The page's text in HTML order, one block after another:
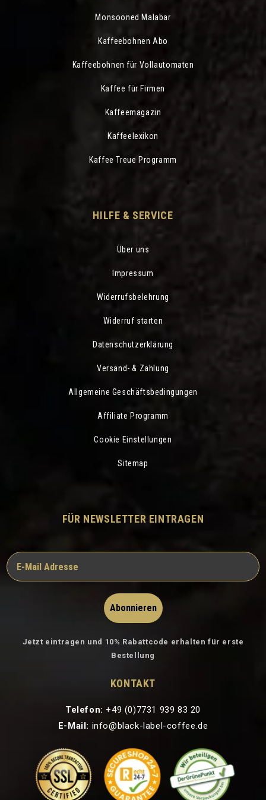
Monsooned Malabar
Kaffeebohnen Abo
Kaffeebohnen für Vollautomaten
Kaffee für Firmen
Kaffeemagazin
Kaffeelexikon
Kaffee Treue Programm
HILFE & SERVICE
Über uns
Impressum
Widerrufsbelehrung
Widerruf starten
Datenschutzerklärung
Versand- & Zahlung
Allgemeine Geschäftsbedingungen
Affiliate Programm
Cookie Einstellungen
Sitemap
FÜR NEWSLETTER EINTRAGEN
Abonnieren
Jetzt eintragen und 10% Rabattcode erhalten für erste
Bestellung
KONTAKT
Telefon: +49 (0)7731 939 83 20
E-Mail: info@black-label-coffee.de